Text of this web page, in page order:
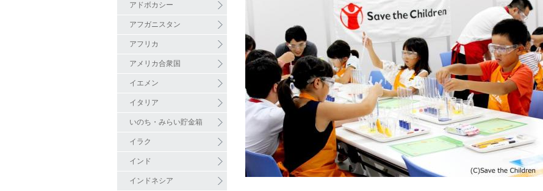
アドボカシー
アフガニスタン
アフリカ
アメリカ合衆国
イエメン
イタリア
いのち・みらい貯金箱
イラク
インド
インドネシア